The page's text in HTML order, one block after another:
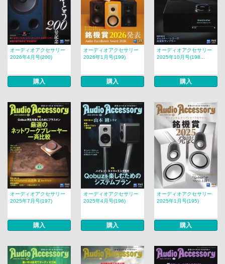
オーディオアクセサリー
2026年4月号(200)
購入
オーディオアクセサリー
2026年1月号(199)
購入
オーディオアクセサリー
2025年10月号(198...
購入
オーディオアクセサリー
2025年7月号(197)
購入
オーディオアクセサリー
2025年4月号(196)
購入
オーディオアクセサリー
2025年1月号(195)
購入